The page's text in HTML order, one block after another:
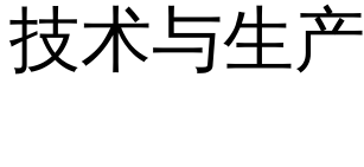
技术与生产